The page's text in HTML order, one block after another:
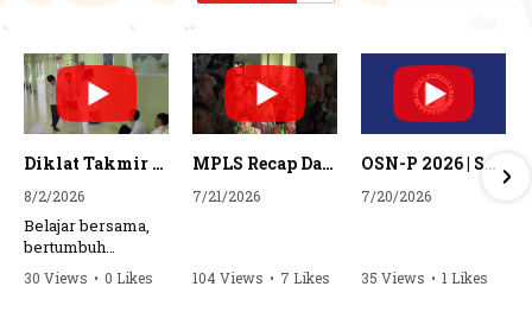
Diklat Takmir SDI Al Azhar 11 Surabaya
8/2/2026
Belajar bersama,
bertumbuh
bersama, dan siap
mengemban
30 Views • 0 Likes
MPLS Recap Day 1 - SDI Al Azhar 11 Surabaya
7/21/2026
104 Views • 7 Likes
OSN-P 2026 | SD - 20533043 - SD ISLAM AL AZHAR 11 SURABAYA | IPA
7/20/2026
35 Views • 1 Likes